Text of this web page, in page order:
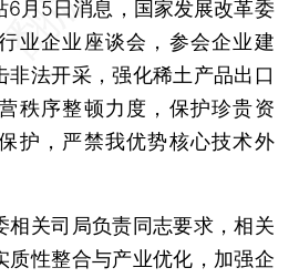
5日消息，国家发展改革委
业企业座谈会，参会企业建
非法开采，强化稀土产品出口
秩序整顿力度，保护珍贵资
护，严禁我优势核心技术外
关司局负责同志要求，相关
质性整合与产业优化，加强企